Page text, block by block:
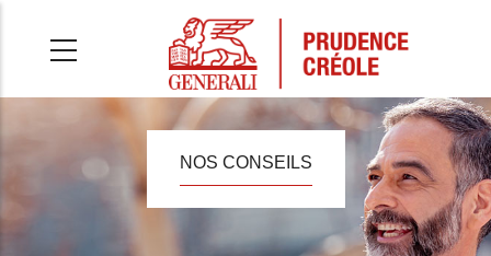
principal
NOS CONSEILS